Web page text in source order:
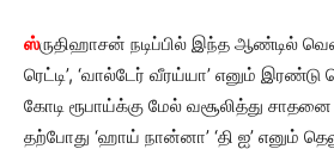
ஸ்ருதிஹாசன் நடிப்பில் இந்த ஆண்டில்
ரெட்டி’, ‘வால்டேர் வீரய்யா’ எனும்
கோடி ரூபாய்க்கு மேல் வசூலித்து சாதனை
தற்போது ‘ஹாய் நான்னா’ ‘தி ஐ’ எனும்